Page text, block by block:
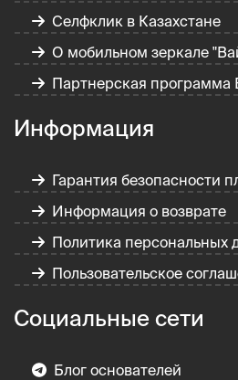
Селфклик в Казахстане
О мобильном зеркале
Партнерская программа
Информация
Гарантия безопасности
Информация о возврате
Политика персональных
Пользовательское
Социальные сети
Блог основателей